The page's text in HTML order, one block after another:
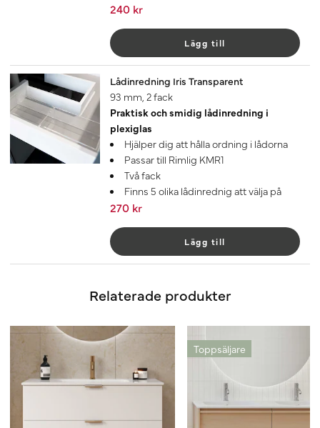
240 kr
Lägg till
Lådinredning Iris Transparent
93 mm, 2 fack
Praktisk och smidig lådinredning i
plexiglas
Hjälper dig att hålla ordning i lådorna
Passar till Rimlig KMR1
Två fack
Finns 5 olika lådinrednig att välja på
270 kr
Lägg till
Relaterade produkter
Toppsäljare